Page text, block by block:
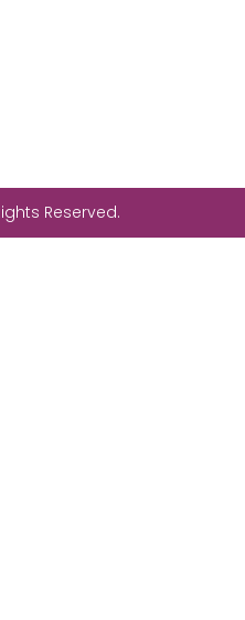
Reserved.